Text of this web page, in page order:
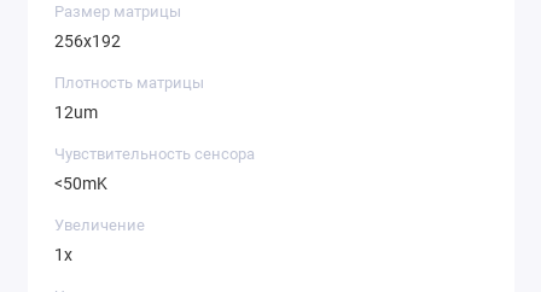
Размер матрицы
256x192
Плотность матрицы
12um
Чувствительность сенсора
<50mK
Увеличение
1x